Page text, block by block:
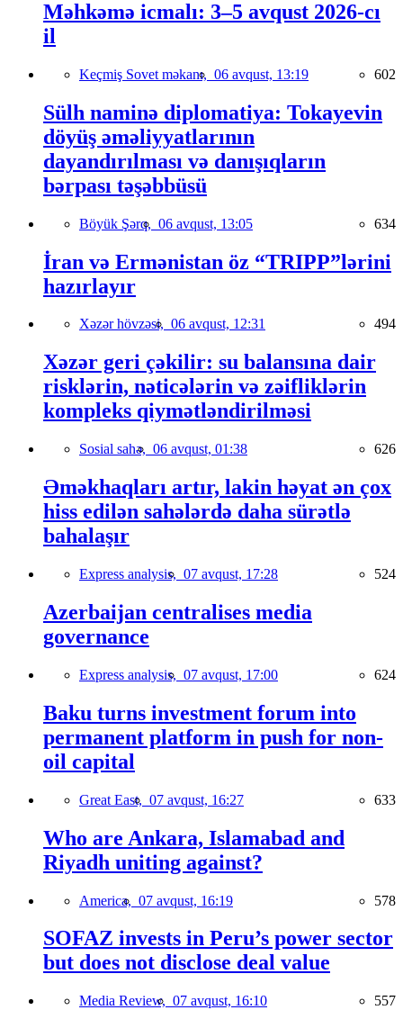
Məhkəmə icmalı: 3–5 avqust 2026-cı
il
Keçmiş Sovet məkanı, 06 avqust, 13:19 602
Sülh naminə diplomatiya: Tokayevin
döyüş əməliyyatlarının
dayandırılması və danışıqların
bərpası təşəbbüsü
Böyük Şərq, 06 avqust, 13:05 634
İran və Ermənistan öz “TRIPP”lərini
hazırlayır
Xəzər hövzəsi, 06 avqust, 12:31 494
Xəzər geri çəkilir: su balansına dair
risklərin, nəticələrin və zəifliklərin
kompleks qiymətləndirilməsi
Sosial sahə, 06 avqust, 01:38 626
Əməkhaqları artır, lakin həyat ən çox
hiss edilən sahələrdə daha sürətlə
bahalaşır
Express analysis, 07 avqust, 17:28 524
Azerbaijan centralises media
governance
Express analysis, 07 avqust, 17:00 624
Baku turns investment forum into
permanent platform in push for non-
oil capital
Great East, 07 avqust, 16:27 633
Who are Ankara, Islamabad and
Riyadh uniting against?
America, 07 avqust, 16:19 578
SOFAZ invests in Peru’s power sector
but does not disclose deal value
Media Review, 07 avqust, 16:10 557